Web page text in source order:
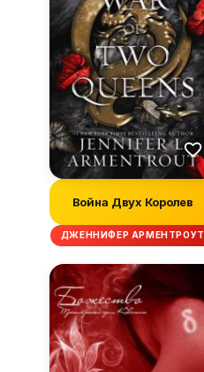
Война Двух Королев
ДЖЕННИФЕР АРМЕНТРОУТ